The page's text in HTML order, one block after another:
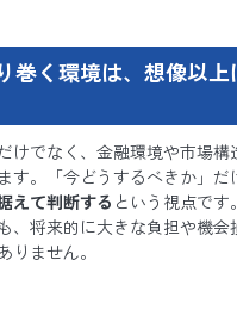
巻く環境は、想像以上
けでなく、金融環境や市場構
す。「今どうするべきか」だ
えて判断する という視点です。
、将来的に大きな負担や機会
りません。